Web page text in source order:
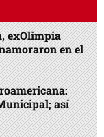
exOlimpia
en el
así